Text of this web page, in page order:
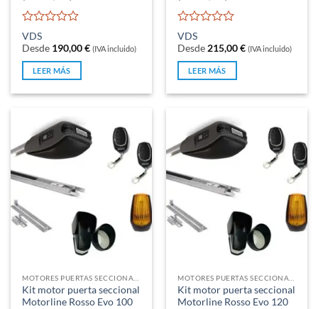
Valorado
con
0
de
5
VDS
Desde 190,00€ (IVA incluido)
LEER MÁS
Valorado
con
0
de
5
VDS
Desde215,00€ (IVA incluido)
LEER MÁS
Kit motor puerta seccional
Motorline Rosso Evo 100
Kit motor puerta seccional
Motorline Rosso Evo 120